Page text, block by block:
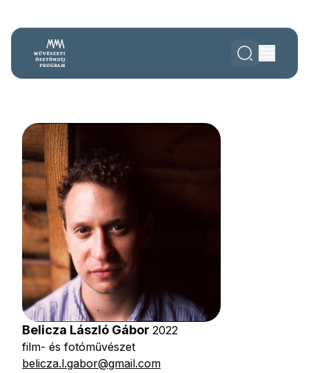
Belicza László Gábor 2022
film- és fotóművészet
belicza.l.gabor@gmail.com